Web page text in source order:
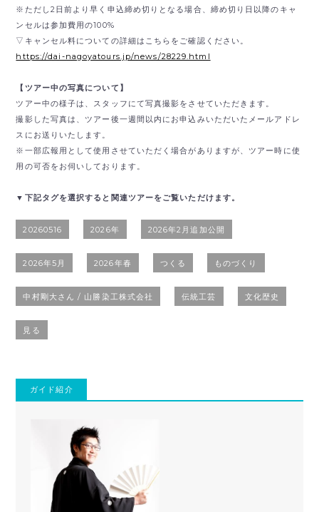
※ただし2日前より早く申込締め切りとなる場合、締め切り日以降のキャ
ンセルは参加費用の100%
▽キャンセル料についての詳細はこちらをご確認ください。
https://dai-nagoyatours.jp/news/28229.html
【ツアー中の写真について】
ツアー中の様子は、スタッフにて写真撮影をさせていただきます。
撮影した写真は、ツアー後一週間以内にお申込みいただいたメールアドレ
スにお送りいたします。
※一部広報用として使用させていただく場合がありますが、ツアー時に使
用の可否をお伺いしております。
▼下記タグを選択すると関連ツアーをご覧いただけます。
20260516 2026年 2026年2月追加公開
2026年5月 2026年春 つくる ものづくり
中村剛大さん / 山勝染工株式会社 伝統工芸 文化歴史
見る
ガイド紹介